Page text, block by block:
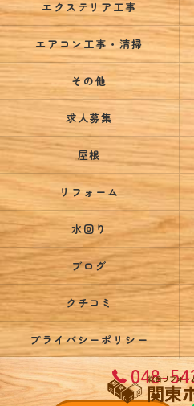
048-
エクステリア工事
エアコン工事・清掃
その他
求人募集
屋根
リフォーム
水回り
ブログ
クチコミ
プライバシーポリシー